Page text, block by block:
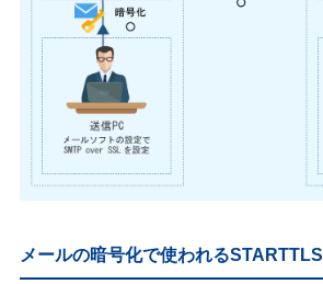
メールの暗号化で使われる